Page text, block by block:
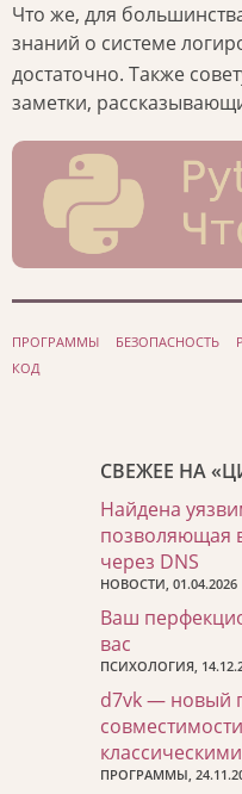
Что же, для
знаний о системе
достаточно. Также
заметки,
ПРОГРАММЫ БЕЗОПАСНОСТЬ
КОД
СВЕЖЕЕ НА
Найдена
позволяющая
через DNS
НОВОСТИ, 01.04.2026
Ваш
вас
ПСИХОЛОГИЯ,
d7vk — новый
ПРОГРАММЫ,